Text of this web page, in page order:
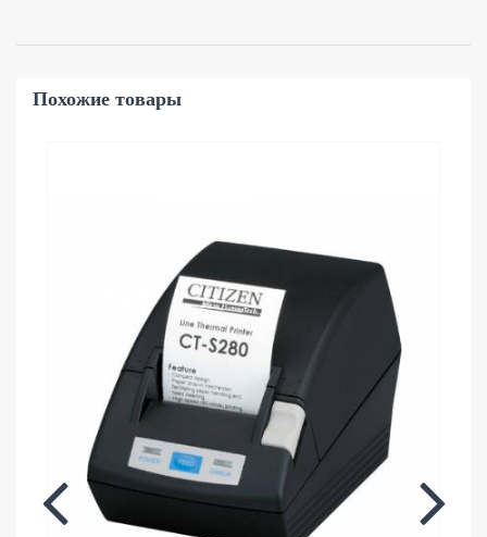
Похожие товары